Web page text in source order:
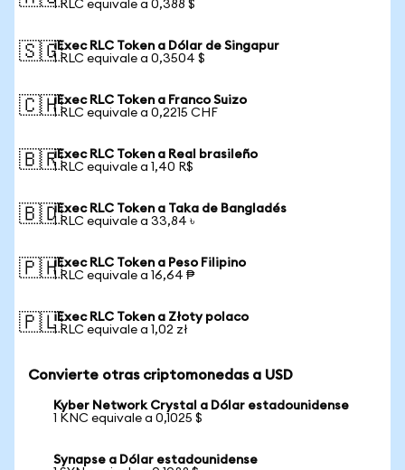
1 RLC equivale a 0,388 $
🇸🇬iExec RLC Token a Dólar de Singapur
1 RLC equivale a 0,3504 $
🇨🇭iExec RLC Token a Franco Suizo
1 RLC equivale a 0,2215 CHF
🇧🇷iExec RLC Token a Real brasileño
1 RLC equivale a 1,40 R$
🇧🇩iExec RLC Token a Taka de Bangladés
1 RLC equivale a 33,84 ৳
🇵🇭iExec RLC Token a Peso Filipino
1 RLC equivale a 16,64 ₱
🇵🇱iExec RLC Token a Złoty polaco
1 RLC equivale a 1,02 zł
Convierte otras criptomonedas a USD
Kyber Network Crystal a Dólar estadounidense
1 KNC equivale a 0,1025 $
Synapse a Dólar estadounidense